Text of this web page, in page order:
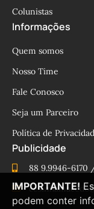
Colunistas
Informações
Quem somos
Nosso Time
Fale Conosco
Seja um Parceiro
Política de
Publicidade
88 9.9946-6170
IMPORTANTE!
podem conter